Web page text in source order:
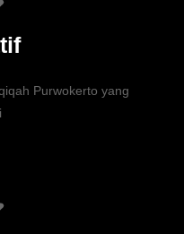
Purwokerto yang